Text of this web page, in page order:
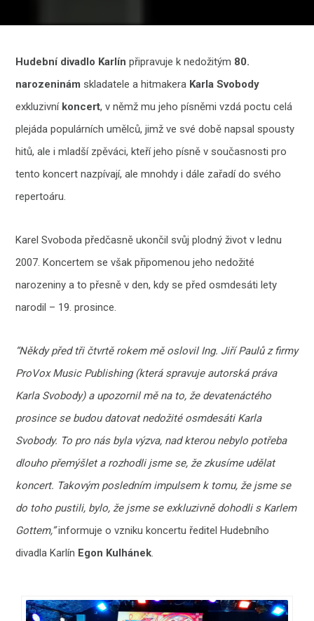
Hudební divadlo Karlín připravuje k nedožitým 80.
narozeninám skladatele a hitmakera Karla Svobody
exkluzivní koncert, v němž mu jeho písněmi vzdá poctu celá
plejáda populárních umělců, jimž ve své době napsal spousty
hitů, ale i mladší zpěváci, kteří jeho písně v současnosti pro
tento koncert nazpívají, ale mnohdy i dále zařadí do svého
repertoáru.
Karel Svoboda předčasně ukončil svůj plodný život v lednu
2007. Koncertem se však připomenou jeho nedožité
narozeniny a to přesně v den, kdy se před osmdesáti lety
narodil – 19. prosince.
“Někdy před tři čtvrtě rokem mě oslovil Ing. Jiří Paulů z firmy
ProVox Music Publishing (která spravuje autorská práva
Karla Svobody) a upozornil mě na to, že devatenáctého
prosince se budou datovat nedožité osmdesáti Karla
Svobody. To pro nás byla výzva, nad kterou nebylo potřeba
dlouho přemýšlet a rozhodli jsme se, že zkusíme udělat
koncert. Takovým posledním impulsem k tomu, že jsme se
do toho pustili, bylo, že jsme se exkluzivně dohodli s Karlem
Gottem,”informuje o vzniku koncertu ředitel Hudebního
divadla Karlín Egon Kulhánek.